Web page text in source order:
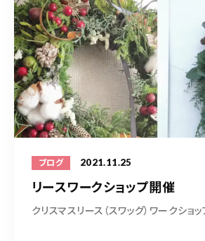
ブログ 2021.11.25
リースワークショップ開催
クリスマスリース（スワッグ）ワークショ